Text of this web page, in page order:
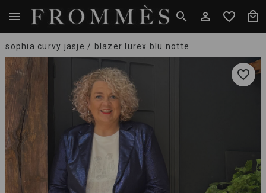
sophia curvy jasje / blazer lurex blu notte